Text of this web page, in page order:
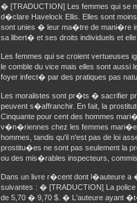
� [TRADUCTION] Les femmes qui se
d�clare Havelock Ellis. Elles sont
sont unies � leur ma�tre de mani�re
sa libert� et ses droits individuels et
Les femmes qui se croient vertueuses
le comble du vice mais elles sont aussi
foyer infect� par des pratiques pas
Les moralistes sont pr�ts � sacrifier
peuvent s�affranchir. En fait, la
Cinquante pour cent des hommes
v�n�riennes chez les femmes
hommes, tandis qu'il n'est pas de loi
prostitu�es ne sont pas seulement la
ou des mis�rables inspecteurs,
Dans un livre r�cent dont l�auteure
suivantes : � [TRADUCTION] La
de 5,70 � 9,70 $. � L'auteure ayant